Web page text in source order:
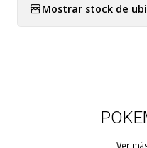
Mostrar stock de
Ver